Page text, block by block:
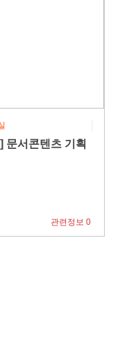
문서콘텐츠 기획
관련정보 0